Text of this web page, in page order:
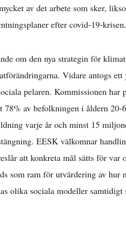
&
av det arbete som sker,
efter covid-19-krisen.
om den nya strategin för
Vidare antogs ett
pelaren. Kommissionen har
78% av befolkningen i åldern
varje år och minst 15
EESK välkomnar
att konkreta mål sätts för var
som ram för utvärdering av
olika sociala modeller